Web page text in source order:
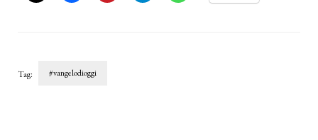
Tag: #vangelodioggi